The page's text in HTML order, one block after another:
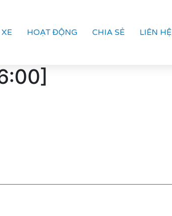
HOẠT ĐỘNG CHIA SẺ LIÊN HỆ